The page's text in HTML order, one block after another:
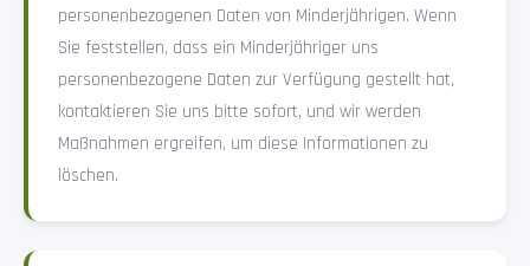
personenbezogenen Daten von Minderjährigen. Wenn
Sie feststellen, dass ein Minderjähriger uns
personenbezogene Daten zur Verfügung gestellt hat,
kontaktieren Sie uns bitte sofort, und wir werden
Maßnahmen ergreifen, um diese Informationen zu
löschen.